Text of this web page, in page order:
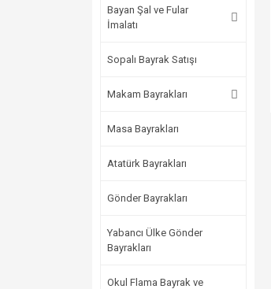
Bayan Şal ve Fular
İmalatı
Sopalı Bayrak Satışı
Makam Bayrakları
Masa Bayrakları
Atatürk Bayrakları
Gönder Bayrakları
Yabancı Ülke Gönder
Bayrakları
Okul Flama Bayrak ve